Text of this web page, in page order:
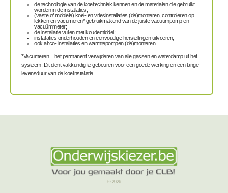
de technologie van de koeltechniek kennen en de materialen die gebruikt
worden in de installaties;
(vaste of mobiele) koel- en vriesinstallaties (de)monteren, controleren op
lekken en vacumeren* gebruikmakend van de juiste vacuümpomp en
vacuümmeter;
de installatie vullen met koudemiddel;
installaties onderhouden en eenvoudige herstellingen uitvoeren;
ook airco- installaties en warmtepompen (de)monteren.
*Vacumeren = het permanent verwijderen van alle gassen en waterdamp uit het
systeem. Dit dient vakkundig te gebeuren voor een goede werking en een lange
levensduur van de koelinstallatie.
© 2026